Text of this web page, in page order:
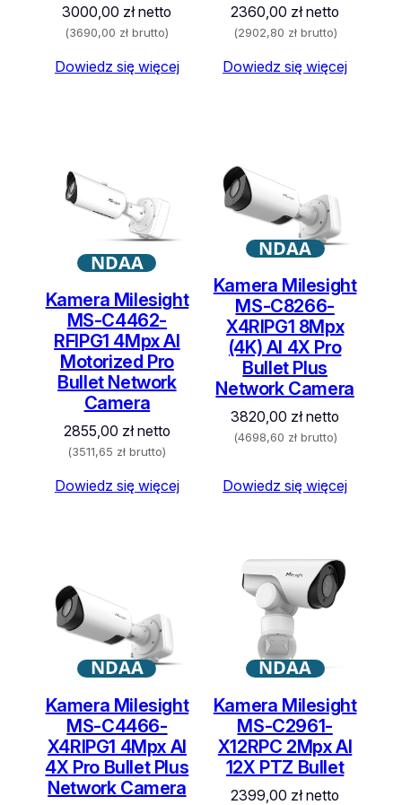
3000,00 złnetto
(3690,00 zł brutto)
Dowiedz się więcej
2360,00 złnetto
(2902,80 złbrutto)
Dowiedz się więcej
NDAA
Kamera Milesight
MS-C4462-
RFIPG1 4Mpx AI
Motorized Pro
Bullet Network
Camera
2855,00 złnetto
(3511,65 zł brutto)
Dowiedz się więcej
NDAA
Kamera Milesight
MS-C8266-
X4RIPG1 8Mpx
(4K) AI 4X Pro
Bullet Plus
Network Camera
3820,00 złnetto
(4698,60 złbrutto)
Dowiedz się więcej
NDAA
Kamera Milesight
MS-C4466-
X4RIPG1 4Mpx AI
4X Pro Bullet Plus
Network Camera
NDAA
Kamera Milesight
MS-C2961-
X12RPC 2Mpx AI
12X PTZ Bullet
2399,00 złnetto